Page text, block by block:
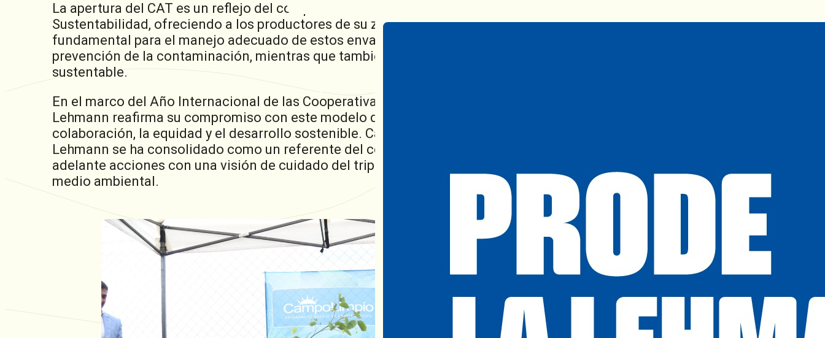
La apertura del CAT es un reflejo del compromiso de la Cooperativa con su Programa de
Sustentabilidad, ofreciendo a los productores de su zona de influencia una solución
fundamental para el manejo adecuado de estos envases. Este centro contribuye a la
prevención de la contaminación, mientras que también fomenta prácticas de cultivo más
sustentable.
En el marco del Año Internacional de las Cooperativas, la Cooperativa Guillermo
Lehmann reafirma su compromiso con este modelo de negocio basado en la
colaboración, la equidad y el desarrollo sostenible. Camino a sus 75 años de historia, la
Lehmann se ha consolidado como un referente del cooperativismo en la región, llevando
adelante acciones con una visión de cuidado del triple impacto: económico, social y
medio ambiental.